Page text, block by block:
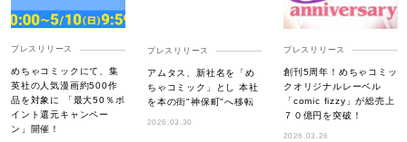
プレスリリース
めちゃコミックにて、集
英社の人気漫画約500作
品を対象に 「最大50％ポ
イント還元キャンペー
ン」開催！
プレスリリース
アムタス、新社名を「め
ちゃコミック」とし 本社
を本の街"神保町"へ移転
2026.03.30
プレスリリース
創刊5周年！めちゃコミッ
クオリジナルレーベル
「comic fizzy」が総売上
７０億円を突破！
2026.03.26